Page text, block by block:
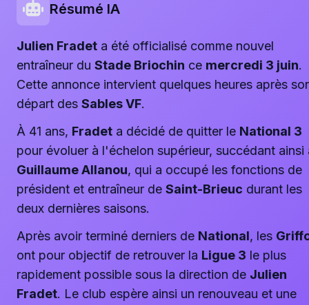
Résumé IA
Julien Fradet a été officialisé comme nouvel
entraîneur du Stade Briochin ce mercredi 3 juin.
Cette annonce intervient quelques heures après
départ des Sables VF.
À 41 ans, Fradet a décidé de quitter le National 3
pour évoluer à l'échelon supérieur, succédant ainsi
Guillaume Allanou, qui a occupé les fonctions de
président et entraîneur de Saint-Brieuc durant les
deux dernières saisons.
Après avoir terminé derniers de National, les
ont pour objectif de retrouver la Ligue 3 le plus
rapidement possible sous la direction de Julien
Fradet. Le club espère ainsi un renouveau et une